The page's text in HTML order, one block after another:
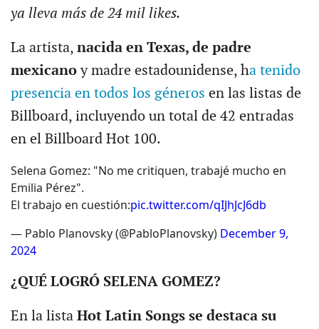
ya lleva más de 24 mil likes.
La artista, nacida en Texas, de padre
mexicanoy madre estadounidense, ha tenido
presencia en todos los géneros en las listas de
Billboard, incluyendo un total de 42 entradas
en el Billboard Hot 100.
Selena Gomez: "No me critiquen, trabajé mucho en
Emilia Pérez".
El trabajo en cuestión:pic.twitter.com/qIJhJcJ6db
— Pablo Planovsky (@PabloPlanovsky) December 9,
2024
¿QUÉ LOGRÓ SELENA GOMEZ?
En la listaHot Latin Songs se destaca su